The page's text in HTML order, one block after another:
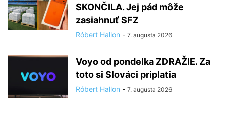
SKONČILA. Jej pád môže
zasiahnuť SFZ
Róbert Hallon - 7. augusta 2026
Voyo od pondelka ZDRAŽIE. Za
toto si Slováci priplatia
Róbert Hallon - 7. augusta 2026